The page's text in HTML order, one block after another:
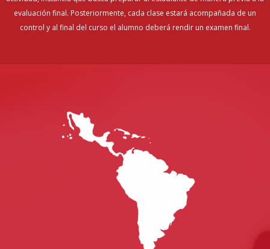
evaluación final. Posteriormente, cada clase estará acompañada de un
control y al final del curso el alumno deberá rendir un examen final.